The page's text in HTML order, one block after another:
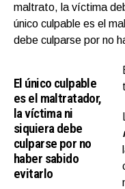
maltrato, la víctima
único culpable es el
debe culparse por no
El único culpable
es el maltratador,
la víctima ni
siquiera debe
culparse por no
haber sabido
evitarlo